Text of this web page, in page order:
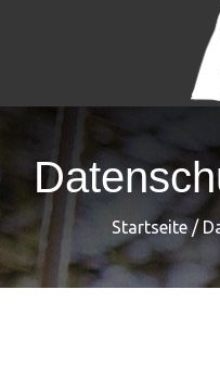
Startseite /